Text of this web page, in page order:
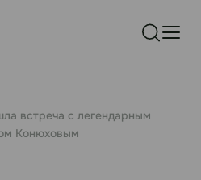
встреча с легендарным
Конюховым